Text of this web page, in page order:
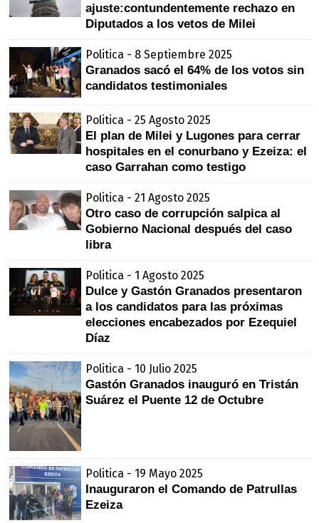
ajuste:contundentemente rechazo en
Diputados a los vetos de Milei
Politica - 8 Septiembre 2025
Granados sacó el 64% de los votos sin
candidatos testimoniales
Politica - 25 Agosto 2025
El plan de Milei y Lugones para cerrar
hospitales en el conurbano y Ezeiza: el
caso Garrahan como testigo
Politica - 21 Agosto 2025
Otro caso de corrupción salpica al
Gobierno Nacional después del caso
libra
Politica - 1 Agosto 2025
Dulce y Gastón Granados presentaron
a los candidatos para las próximas
elecciones encabezados por Ezequiel
Díaz
Politica - 10 Julio 2025
Gastón Granados inauguró en Tristán
Suárez el Puente 12 de Octubre
Politica - 19 Mayo 2025
Inauguraron el Comando de Patrullas
Ezeiza